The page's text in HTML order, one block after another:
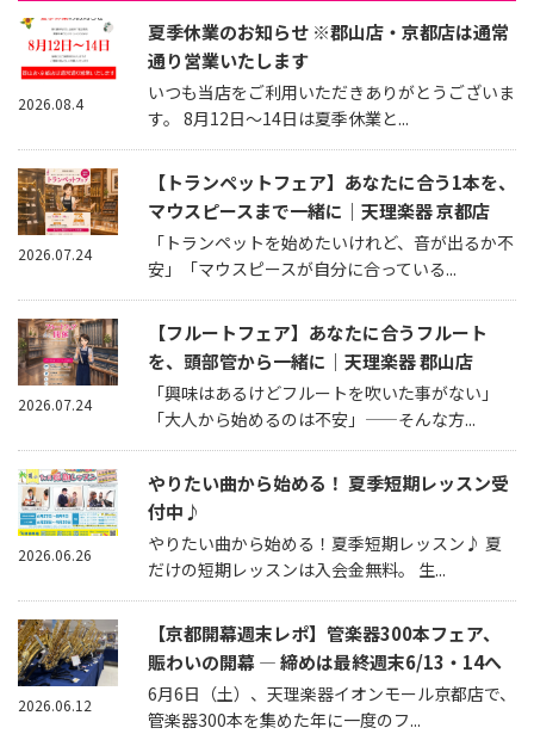
夏季休業のお知らせ ※郡山店・京都店は通常
通り営業いたします
いつも当店をご利用いただきありがとうございま
す。 8月12日～14日は夏季休業と...
2026.08.4
【トランペットフェア】あなたに合う1本を、
マウスピースまで一緒に｜天理楽器 京都店
「トランペットを始めたいけれど、音が出るか不
安」「マウスピースが自分に合っている...
2026.07.24
【フルートフェア】あなたに合うフルート
を、頭部管から一緒に｜天理楽器 郡山店
「興味はあるけどフルートを吹いた事がない」
「大人から始めるのは不安」——そんな方...
2026.07.24
やりたい曲から始める！ 夏季短期レッスン受
付中♪
やりたい曲から始める！夏季短期レッスン♪ 夏
だけの短期レッスンは入会金無料。 生...
2026.06.26
【京都開幕週末レポ】管楽器300本フェア、
賑わいの開幕 — 締めは最終週末6/13・14へ
6月6日（土）、天理楽器イオンモール京都店で、
管楽器300本を集めた年に一度のフ...
2026.06.12